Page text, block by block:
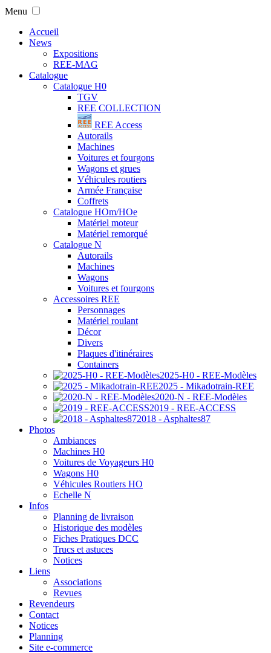
Menu
Accueil
News
Expositions
REE-MAG
Catalogue
Catalogue H0
TGV
REE COLLECTION
REE Access
Autorails
Machines
Voitures et fourgons
Wagons et grues
Véhicules routiers
Armée Française
Coffrets
Catalogue HOm/HOe
Matériel moteur
Matériel remorqué
Catalogue N
Autorails
Machines
Wagons
Voitures et fourgons
Accessoires REE
Personnages
Matériel roulant
Décor
Divers
Plaques d'itinéraires
Containers
2025-H0 - REE-Modèles
2025 - Mikadotrain-REE
2020-N - REE-Modèles
2019 - REE-ACCESS
2018 - Asphaltes87
Photos
Ambiances
Machines H0
Voitures de Voyageurs H0
Wagons H0
Véhicules Routiers HO
Echelle N
Infos
Planning de livraison
Historique des modèles
Fiches Pratiques DCC
Trucs et astuces
Notices
Liens
Associations
Revues
Revendeurs
Contact
Notices
Planning
Site e-commerce